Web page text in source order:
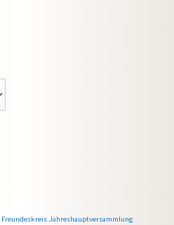
Freundeskreis Jahreshauptversammlung